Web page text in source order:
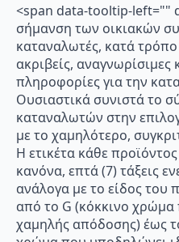
<span data-tooltip-left=""
σήμανση των οικιακών
καταναλωτές, κατά
ακριβείς, αναγνωρίσιμες
πληροφορίες για την
Ουσιαστικά συνιστά το
καταναλωτών στην
με το χαμηλότερο,
Η ετικέτα κάθε
κανόνα, επτά (7) τάξεις
ανάλογα με το είδος του
από το G (κόκκινο
χαμηλής απόδοσης) έως